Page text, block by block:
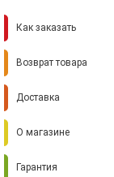
Как заказать
Возврат товара
Доставка
О магазине
Гарантия